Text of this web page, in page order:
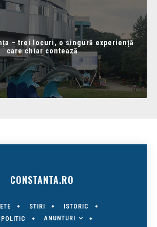
– trei locuri, o singură experiență
care chiar contează
CONSTANTA.RO
STIRI
ISTORIC
POLITIC ANUNTURI